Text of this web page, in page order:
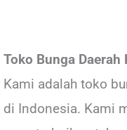
Toko Bunga
Kami adalah toko
di Indonesia. Kami